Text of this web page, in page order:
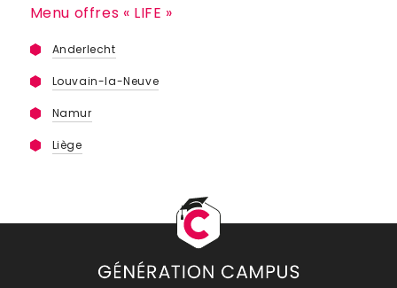
Menu offres « LIFE »
Anderlecht
Louvain-la-Neuve
Namur
Liège